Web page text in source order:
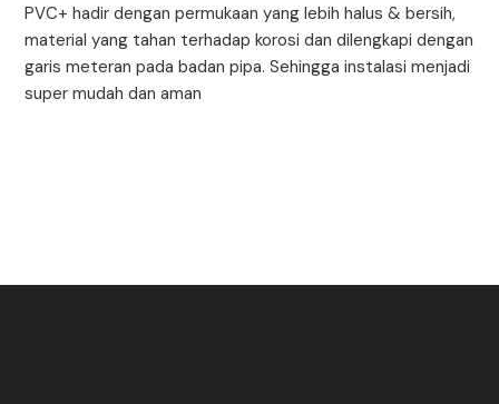
PVC+ hadir dengan permukaan yang lebih halus & bersih,
material yang tahan terhadap korosi dan dilengkapi dengan
garis meteran pada badan pipa. Sehingga instalasi menjadi
super mudah dan aman